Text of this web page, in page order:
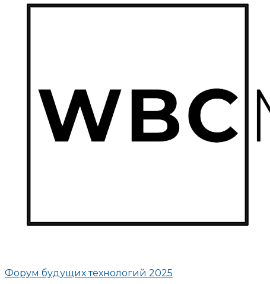
Форум будущих технологий 2025